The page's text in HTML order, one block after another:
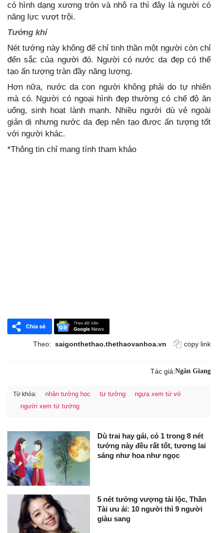
có hình dạng xương tròn và nhô ra thì đây là người có
năng lực vượt trội.
Tướng khí
Nét tướng này không để chỉ tinh thần một người còn chỉ
đến sắc của người đó. Người có nước da đẹp có thể
tạo ấn tượng tràn đầy năng lượng.
Hơn nữa, nước da con người không phải do tự nhiên
mà có. Người có ngoại hình đẹp thường có chế độ ăn
uống, sinh hoạt lành mạnh. Nhiều người dù vẻ ngoài
giản dị nhưng nước da đẹp nên tạo được ấn tượng tốt
với người khác.
*Thông tin chỉ mang tính tham khảo
Theo: saigonthethao.thethaovanhoa.vn copy link
Tác giả:Ngân Giang
Từ khóa: nhân tướng học tư tưởng
ngựa xem tứ vó
người xem tứ tướng
Dù trai hay gái, có 1 trong 8 nét
tướng này đều rất tốt, tương lai
sáng như hoa như ngọc
5 nét tướng vượng tài lộc, Thần
Tài ưu ái: 10 người thì 9 người
giàu sang